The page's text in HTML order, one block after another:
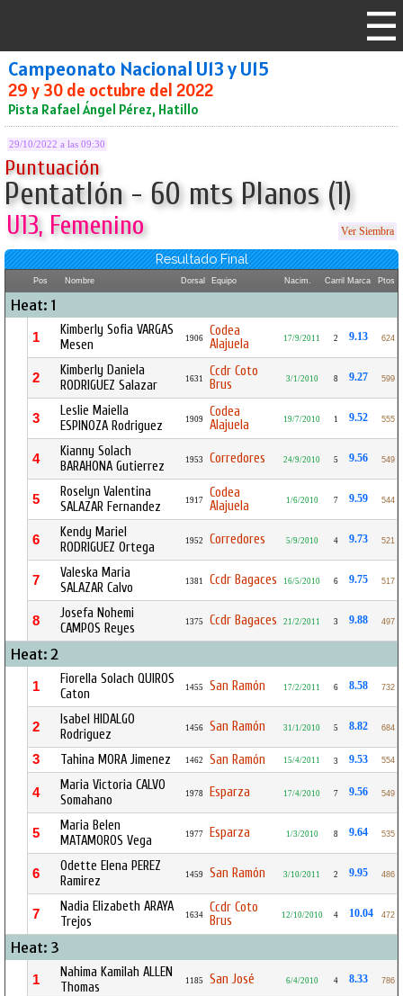
Campeonato Nacional U13 y U15
29 y 30 de octubre del 2022
Pista Rafael Ángel Pérez, Hatillo
29/10/2022 a las 09:30
Puntuación
Pentatlón - 60 mts Planos (1)
U13, Femenino Ver Siembra
Resultado Final
Pos Nombre Dorsal Equipo Nacim. Carril Marca Ptos
Heat: 1
1
Kimberly Sofia VARGAS
Mesen
1906
Codea
Alajuela
17/9/2011 2 9.13 624
2
Kimberly Daniela
RODRIGUEZ Salazar
1631
Ccdr Coto
Brus
3/1/2010 8 9.27 599
3
Leslie Maiella
ESPINOZA Rodriguez
1909
Codea
Alajuela
19/7/2010 1 9.52 555
4
Kianny Solach
BARAHONA Gutierrez
1953 Corredores 24/9/2010 5 9.56 549
5
Roselyn Valentina
SALAZAR Fernandez
1917
Codea
Alajuela
1/6/2010 7 9.59 544
6
Kendy Mariel
RODRIGUEZ Ortega
1952 Corredores 5/9/2010 4 9.73 521
7
Valeska Maria
SALAZAR Calvo
1381 Ccdr Bagaces 16/5/2010 6 9.75 517
8
Josefa Nohemi
CAMPOS Reyes
1375 Ccdr Bagaces 21/2/2011 3 9.88 497
Heat: 2
1
Fiorella Solach QUIROS
Caton
1455 San Ramón 17/2/2011 6 8.58 732
2
Isabel HIDALGO
Rodriguez
1456 San Ramón 31/1/2010 5 8.82 684
3 Tahina MORA Jimenez 1462 San Ramón 15/4/2011 3 9.53 554
4
Maria Victoria CALVO
Somahano
1978 Esparza 17/4/2010 7 9.56 549
5
Maria Belen
MATAMOROS Vega
1977 Esparza 1/3/2010 8 9.64 535
6
Odette Elena PEREZ
Ramirez
1459 San Ramón 3/10/2011 2 9.95 486
7
Nadia Elizabeth ARAYA
Trejos
1634
Ccdr Coto
Brus
12/10/2010 4 10.04 472
Heat: 3
1
Nahima Kamilah ALLEN
Thomas
1185 San José 6/4/2010 4 8.33 786